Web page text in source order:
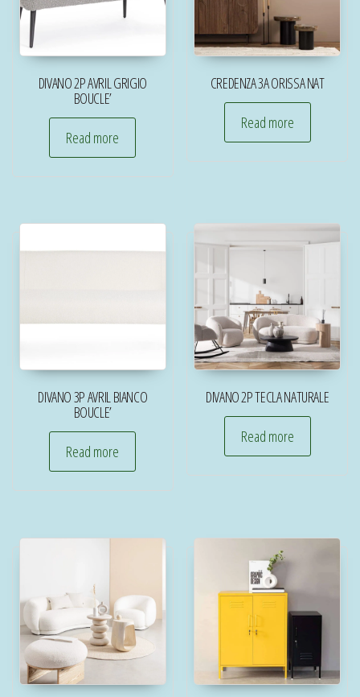
DIVANO 2P AVRIL GRIGIO
BOUCLE’
Read more
CREDENZA 3A ORISSA NAT
Read more
DIVANO 3P AVRIL BIANCO
BOUCLE’
Read more
DIVANO 2P TECLA NATURALE
Read more